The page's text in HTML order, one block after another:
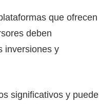
que ofrecen
deben
inversiones y
significativos y puede